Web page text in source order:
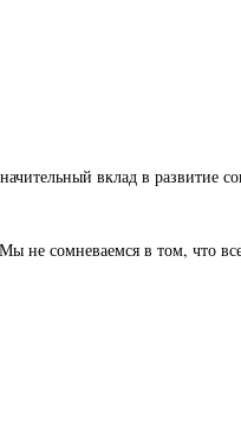
вклад в развитие
не сомневаемся в том, что